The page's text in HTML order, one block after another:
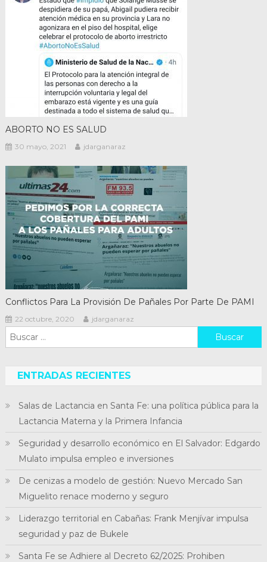
ABORTO NO ES SALUD
30 mayo, 2021 jdarganaraz
Conflictos Para La Provisión De Pañales Por Parte De PAMI
22 octubre, 2020 jdarganaraz
Buscar:
ENTRADAS RECIENTES
Salas de Lactancia en Santa Fe: una política pública para la
Lactancia Materna y la Primera Infancia
Seguridad y desarrollo económico en El Salvador: Edgardo
Mulato impulsa empleo e inversiones
De cenizas a modelo de gestión: Nuevo Mercado San
Miguelito renace moderno y seguro
Liderazgo territorial en Cabañas: Frank Menjívar impulsa
seguridad y paz de Bukele
Santa Fe se Adhiere al Decreto 62/2025: Prohiben